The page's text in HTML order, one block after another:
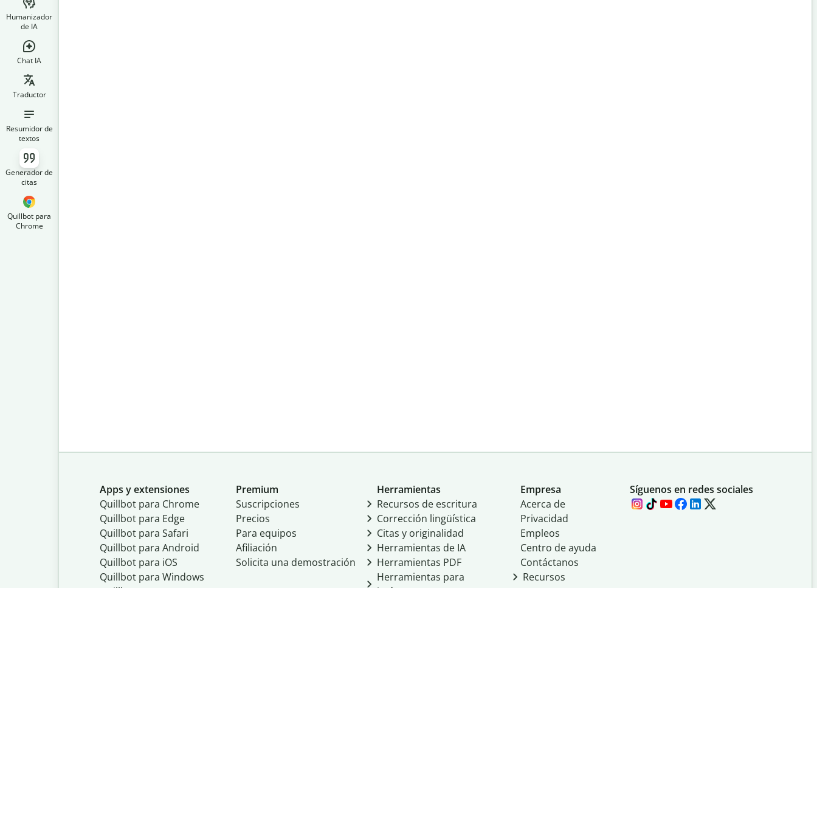
Humanizador
de IA
Chat IA
Traductor
Resumidor de
textos
Generador de
citas
Quillbot para
Chrome
Apps y extensiones
Quillbot para Chrome
Quillbot para Edge
Quillbot para Safari
Quillbot para Android
Quillbot para iOS
Quillbot para Windows
Quillbot para macOS
Premium
Suscripciones
Precios
Para equipos
Afiliación
Solicita una demostración
Herramientas
Recursos de escritura
Corrección lingüística
Citas y originalidad
Herramientas de IA
Herramientas PDF
Herramientas para
imágenes
Empresa
Acerca de
Privacidad
Empleos
Centro de ayuda
Contáctanos
Recursos
Síguenos en redes sociales